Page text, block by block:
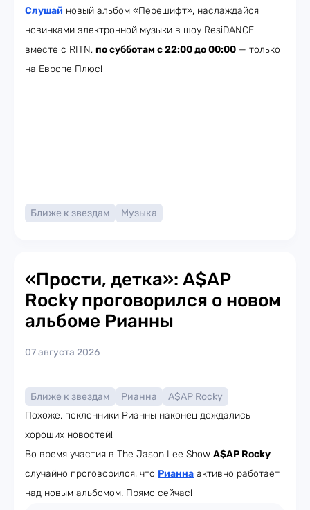
Слушай новый альбом «Перешифт», наслаждайся
новинками электронной музыки в шоу ResiDANCE
вместе с RITN, по субботам с 22:00 до 00:00 — только
на Европе Плюс!​
Ближе к звездам Музыка
«Прости, детка»: A$AP
Rocky проговорился о новом
альбоме Рианны
07 августа 2026
Ближе к звездам Рианна
A$AP Rocky
Похоже, поклонники Рианны наконец дождались
хороших новостей!
Во время участия в The Jason Lee Show A$AP Rocky
случайно проговорился, что Рианна активно работает
над новым альбомом. Прямо сейчас!